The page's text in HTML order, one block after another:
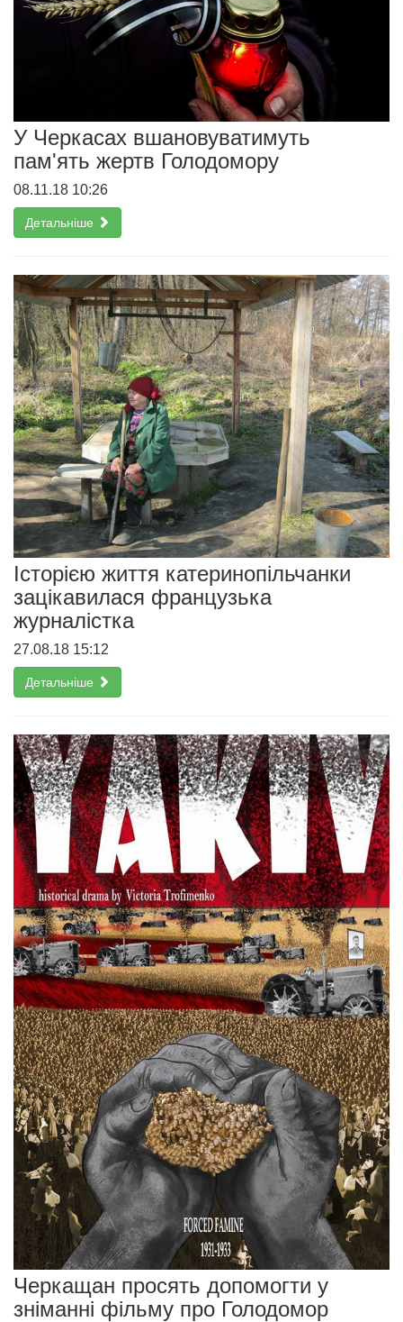
У Черкасах вшановуватимуть
пам'ять жертв Голодомору
08.11.18 10:26
Детальніше
Історією життя катеринопільчанки
зацікавилася французька
журналістка
27.08.18 15:12
Детальніше
Черкащан просять допомогти у
зніманні фільму про Голодомор